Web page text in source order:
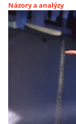
Názory a analýzy